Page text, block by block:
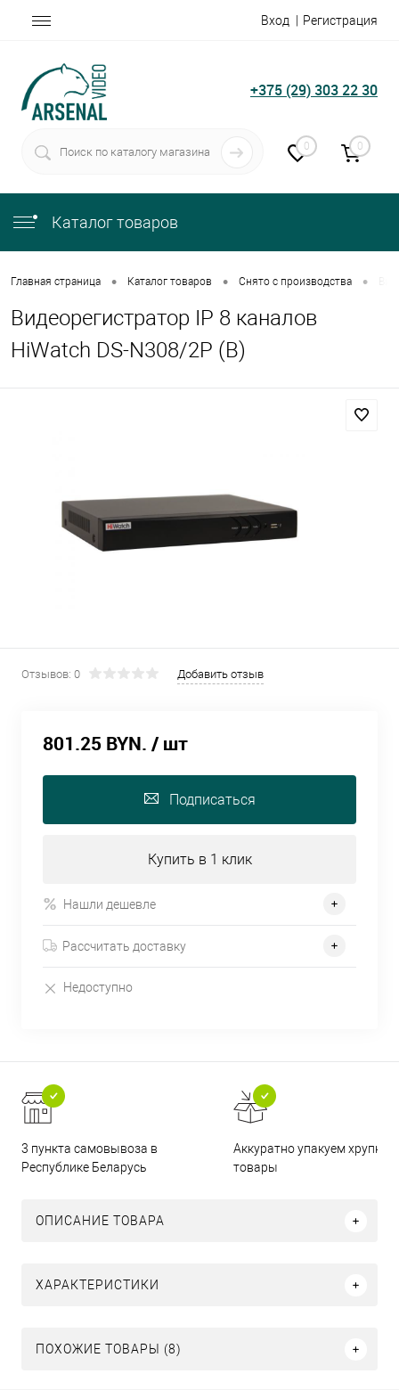
Вход Регистрация
+375 (29) 303 22 30
0 0
Каталог товаров
Главная страница • Каталог товаров • Снято с производства •
Видеорегистратор IP 8 каналов
HiWatch DS-N308/2P (В)
Отзывов: 0 Добавить отзыв
801.25 BYN. / шт
Подписаться
Купить в 1 клик
Нашли дешевле
Рассчитать доставку
Недоступно
3 пункта самовывоза в
Республике Беларусь
Аккуратно упакуем хрупкие
товары
ОПИСАНИЕ ТОВАРА
ХАРАКТЕРИСТИКИ
ПОХОЖИЕ ТОВАРЫ (8)